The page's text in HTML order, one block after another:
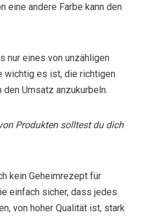
eine andere Farbe kann den
nur eines von unzähligen
wichtig es ist, die richtigen
Umsatz anzukurbeln.
Produkten solltest du dich
kein Geheimrezept für
einfach sicher, dass jedes
von hoher Qualität ist, stark